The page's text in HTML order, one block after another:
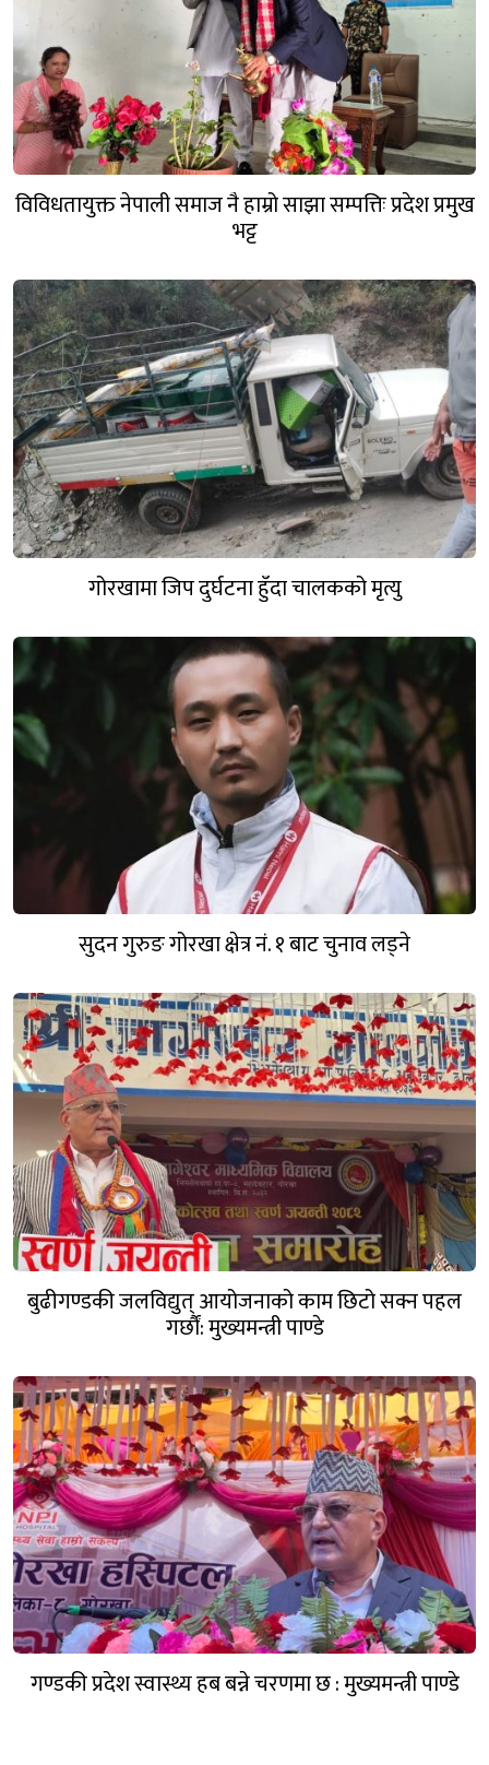
विविधतायुक्त नेपाली समाज नै हाम्रो साझा सम्पत्तिः प्रदेश प्रमुख
भट्ट
गोरखामा जिप दुर्घटना हुँदा चालकको मृत्यु
सुदन गुरुङ गोरखा क्षेत्र नं. १ बाट चुनाव लड्ने
बुढीगण्डकी जलविद्युत् आयोजनाको काम छिटो सक्न पहल
गर्छौं: मुख्यमन्त्री पाण्डे
गण्डकी प्रदेश स्वास्थ्य हब बन्ने चरणमा छ : मुख्यमन्त्री पाण्डे